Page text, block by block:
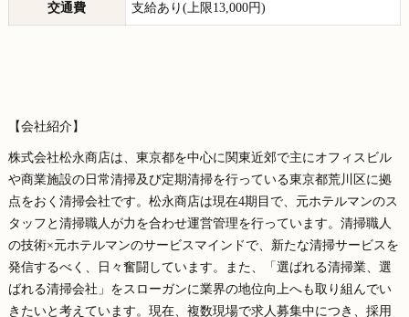
交通費 支給あり(上限13,000円)
【会社紹介】
株式会社松永商店は、東京都を中心に関東近郊で主にオフィスビル
や商業施設の日常清掃及び定期清掃を行っている東京都荒川区に拠
点をおく清掃会社です。松永商店は現在4期目で、元ホテルマンのス
タッフと清掃職人が力を合わせ運営管理を行っています。清掃職人
の技術×元ホテルマンのサービスマインドで、新たな清掃サービスを
発信するべく、日々奮闘しています。また、「選ばれる清掃業、選
ばれる清掃会社」をスローガンに業界の地位向上へも取り組んでい
きたいと考えています。現在、複数現場で求人募集中につき、採用